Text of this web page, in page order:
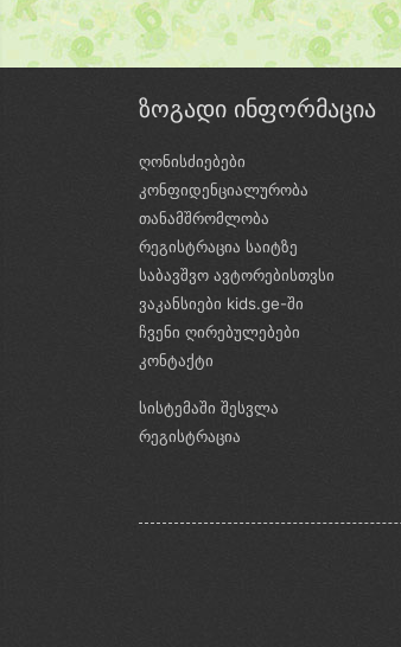
ზოგადი ინფორმაცია
ღონისძიებები
კონფიდენციალურობა
თანამშრომლობა
რეგისტრაცია საიტზე
საბავშვო ავტორებისთვსი
ვაკანსიები kids.ge-ში
ჩვენი ღირებულებები
კონტაქტი
სისტემაში შესვლა
რეგისტრაცია